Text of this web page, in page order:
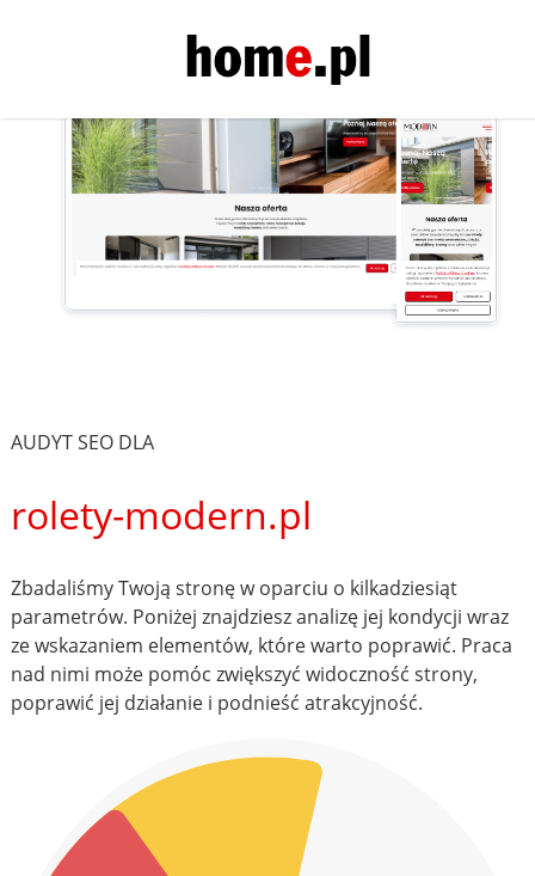
AUDYT SEO DLA
rolety-modern.pl
Zbadaliśmy Twoją stronę w oparciu o kilkadziesiąt
parametrów. Poniżej znajdziesz analizę jej kondycji wraz
ze wskazaniem elementów, które warto poprawić. Praca
nad nimi może pomóc zwiększyć widoczność strony,
poprawić jej działanie i podnieść atrakcyjność.